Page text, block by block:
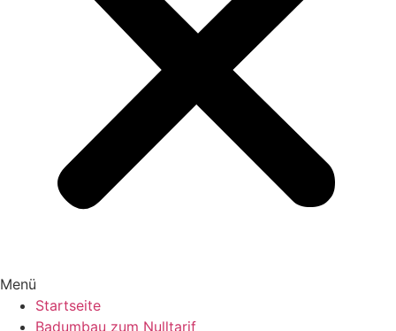
Menü
Startseite
Badumbau zum Nulltarif